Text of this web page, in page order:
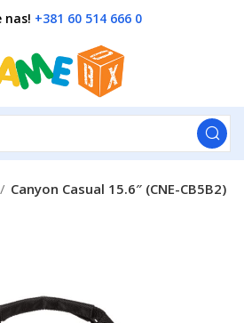
nas! +381 60 514 666 0
Canyon Casual 15.6″ (CNE-CB5B2)